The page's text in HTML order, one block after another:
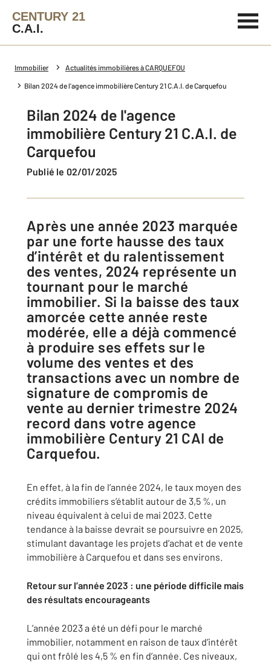
CENTURY 21
C.A.I.
Immobilier Actualités immobilières à CARQUEFOU
Bilan 2024 de l'agence immobilière Century 21 C.A.I. de Carquefou
Bilan 2024 de l'agence
immobilière Century 21 C.A.I. de
Carquefou
Publié le 02/01/2025
Après une année 2023 marquée
par une forte hausse des taux
d’intérêt et du ralentissement
des ventes, 2024 représente un
tournant pour le marché
immobilier. Si la baisse des taux
amorcée cette année reste
modérée, elle a déjà commencé
à produire ses effets sur le
volume des ventes et des
transactions avec un nombre de
signature de compromis de
vente au dernier trimestre 2024
record dans votre agence
immobilière Century 21 CAI de
Carquefou.
En effet, à la fin de l’année 2024, le taux moyen des
crédits immobiliers s’établit autour de 3,5 %, un
niveau équivalent à celui de mai 2023. Cette
tendance à la baisse devrait se poursuivre en 2025,
stimulant davantage les projets d’achat et de vente
immobilière à Carquefou et dans ses environs.
Retour sur l’année 2023 : une période difficile mais
des résultats encourageants
L’année 2023 a été un défi pour le marché
immobilier, notamment en raison de taux d’intérêt
qui ont frôlé les 4,5 % en fin d’année. Ces niveaux,